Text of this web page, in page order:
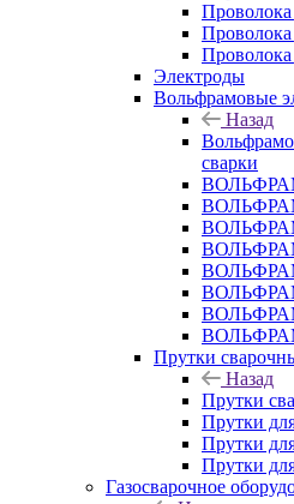
Проволока
Проволока
Электроды
Вольфрамовые
Назад
сварки
Прутки
Назад
Прутки
Прутки
Прутки
Прутки
Газосварочное